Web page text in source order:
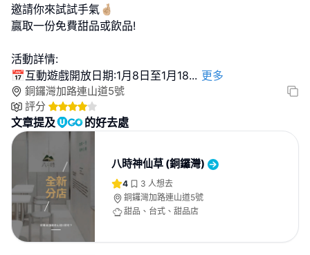
邀請你來試試手氣🤞🏼
贏取一份免費甜品或飲品!
活動詳情:
📅互動遊戲開放日期:1月8日至1月18... 更多
銅鑼灣加路連山道5號
評分
文章提及 的好去處
八時神仙草 (銅鑼灣)
4 3 人想去
銅鑼灣加路連山道5號
甜品、台式、甜品店